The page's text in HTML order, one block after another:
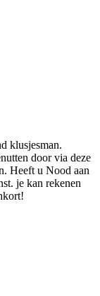
klusjesman.
door via deze
Heeft u Nood aan
je kan rekenen